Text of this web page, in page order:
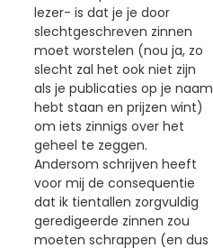
lezer- is dat je je door
slechtgeschreven zinnen
moet worstelen (nou ja, zo
slecht zal het ook niet zijn
als je publicaties op je naam
hebt staan en prijzen wint)
om iets zinnigs over het
geheel te zeggen.
Andersom schrijven heeft
voor mij de consequentie
dat ik tientallen zorgvuldig
geredigeerde zinnen zou
moeten schrappen (en dus